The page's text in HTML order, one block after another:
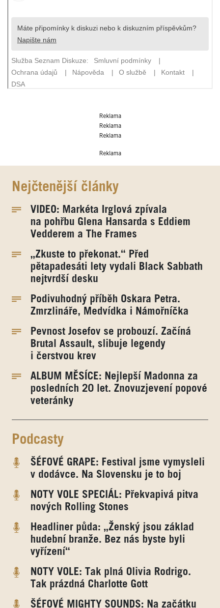
Reklama
Reklama
Reklama
Reklama
Nejčtenější články
VIDEO: Markéta Irglová zpívala
na pohřbu Glena Hansarda s Eddiem
Vedderem a The Frames
„Zkuste to překonat.“ Před
pětapadesáti lety vydali Black Sabbath
nejtvrdší desku
Podivuhodný příběh Oskara Petra.
Zmrzlináře, Medvídka i Námořníčka
Pevnost Josefov se probouzí. Začíná
Brutal Assault, slibuje legendy
i čerstvou krev
ALBUM MĚSÍCE: Nejlepší Madonna za
posledních 20 let. Znovuzjevení popové
veteránky
Podcasty
ŠÉFOVÉ GRAPE: Festival jsme vymysleli
v dodávce. Na Slovensku je to boj
NOTY VOLE SPECIÁL: Překvapivá pitva
nových Rolling Stones
Headliner půda: „Ženský jsou základ
hudební branže. Bez nás byste byli
vyřízení“
NOTY VOLE: Tak plná Olivia Rodrigo.
Tak prázdná Charlotte Gott
ŠÉFOVÉ MIGHTY SOUNDS: Na začátku